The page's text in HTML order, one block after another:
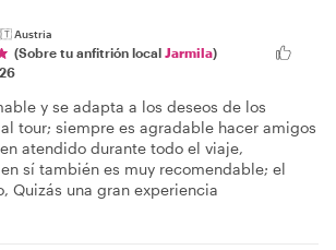
Austria
(Sobre tu anfitrión local Jarmila)
y se adapta a los deseos de los
tour; siempre es agradable hacer amigos
atendido durante todo el viaje,
sí también es muy recomendable; el
Quizás una gran experiencia